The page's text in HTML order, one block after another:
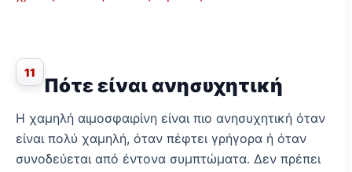
11
Πότε είναι ανησυχητική
Η χαμηλή αιμοσφαιρίνη είναι πιο ανησυχητική όταν
είναι πολύ χαμηλή, όταν πέφτει γρήγορα ή όταν
συνοδεύεται από έντονα συμπτώματα. Δεν πρέπει